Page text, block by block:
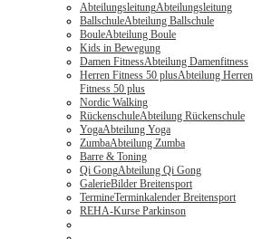
AbteilungsleitungAbteilungsleitung
BallschuleAbteilung Ballschule
BouleAbteilung Boule
Kids in Bewegung
Damen FitnessAbteilung Damenfitness
Herren Fitness 50 plusAbteilung Herren
Fitness 50 plus
Nordic Walking
RückenschuleAbteilung Rückenschule
YogaAbteilung Yoga
ZumbaAbteilung Zumba
Barre & Toning
Qi GongAbteilung Qi Gong
GalerieBilder Breitensport
TermineTerminkalender Breitensport
REHA-Kurse Parkinson